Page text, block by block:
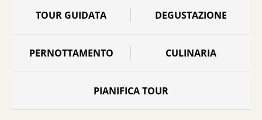
TOUR GUIDATA DEGUSTAZIONE
PERNOTTAMENTO CULINARIA
PIANIFICA TOUR